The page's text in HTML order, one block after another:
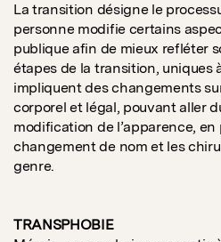
La transition désigne le
personne modifie certains
publique afin de mieux refléter
étapes de la transition, uniques
impliquent des changements
corporel et légal, pouvant aller
modification de l’apparence, en
changement de nom et les
genre.
TRANSPHOBIE